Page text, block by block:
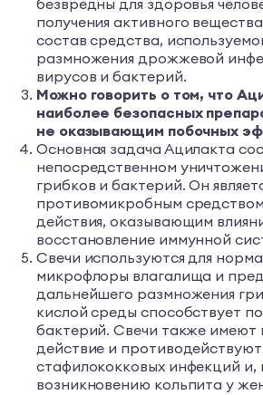
безвредны для здоровья
получения активного
состав средства,
размножения дрожжевой
вирусов и бактерий.
Можно говорить о том, что
наиболее безопасных
не оказывающим побочных
Основная задача Ацилакта
непосредственном
грибков и бактерий. Он
противомикробным
действия, оказывающим
восстановление иммунной
Свечи используются для
микрофлоры влагалища и
дальнейшего размножения
кислой среды способствует
бактерий. Свечи также
действие и
стафилококковых инфекций и,
возникновению кольпита у